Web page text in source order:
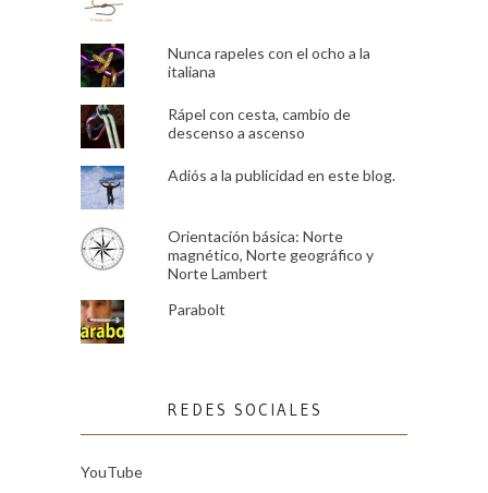
Nunca rapeles con el ocho a la
italiana
Rápel con cesta, cambio de
descenso a ascenso
Adiós a la publicidad en este blog.
Orientación básica: Norte
magnético, Norte geográfico y
Norte Lambert
Parabolt
REDES SOCIALES
YouTube